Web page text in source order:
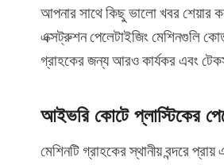
আপনার সাথে কিছু ভালো খবর শেয়ার
এক্সট্রুশন পেলেটাইজিং মেশিনগুলি
গ্রাহকের জন্য আরও কার্যকর এবং
আইভরি কোটে প্লাস্টিকের
মেশিনটি গ্রাহকের স্থানীয় বন্দরে